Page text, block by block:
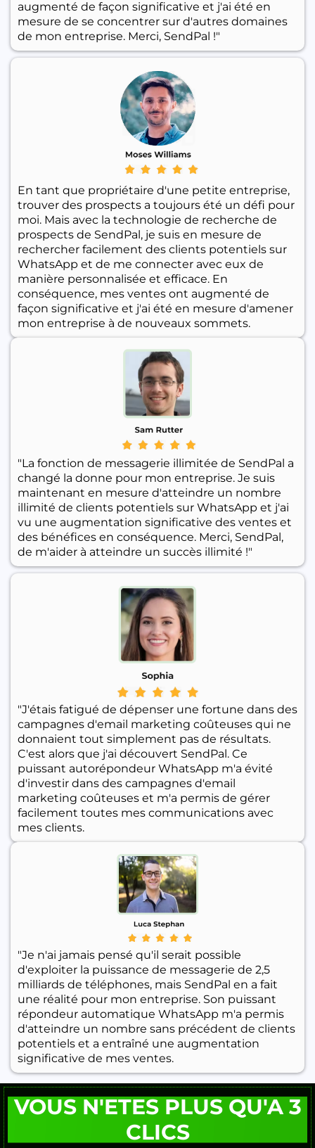
augmenté de façon significative et j'ai été en
mesure de se concentrer sur d'autres domaines
de mon entreprise. Merci, SendPal !"
En tant que propriétaire d'une petite entreprise,
trouver des prospects a toujours été un défi pour
moi. Mais avec la technologie de recherche de
prospects de SendPal, je suis en mesure de
rechercher facilement des clients potentiels sur
WhatsApp et de me connecter avec eux de
manière personnalisée et efficace. En
conséquence, mes ventes ont augmenté de
façon significative et j'ai été en mesure d'amener
mon entreprise à de nouveaux sommets.
"La fonction de messagerie illimitée de SendPal a
changé la donne pour mon entreprise. Je suis
maintenant en mesure d'atteindre un nombre
illimité de clients potentiels sur WhatsApp et j'ai
vu une augmentation significative des ventes et
des bénéfices en conséquence. Merci, SendPal,
de m'aider à atteindre un succès illimité !"
"J'étais fatigué de dépenser une fortune dans des
campagnes d'email marketing coûteuses qui ne
donnaient tout simplement pas de résultats.
C'est alors que j'ai découvert SendPal. Ce
puissant autorépondeur WhatsApp m'a évité
d'investir dans des campagnes d'email
marketing coûteuses et m'a permis de gérer
facilement toutes mes communications avec
mes clients.
"Je n'ai jamais pensé qu'il serait possible
d'exploiter la puissance de messagerie de 2,5
milliards de téléphones, mais SendPal en a fait
une réalité pour mon entreprise. Son puissant
répondeur automatique WhatsApp m'a permis
d'atteindre un nombre sans précédent de clients
potentiels et a entraîné une augmentation
significative de mes ventes.
VOUS N'ETES PLUS QU'A 3
CLICS